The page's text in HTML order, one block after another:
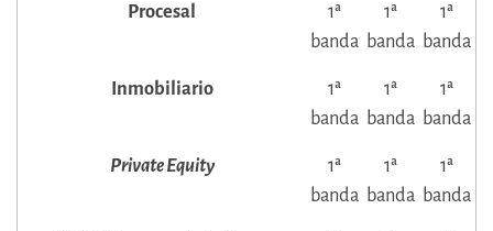
Procesal
1ª
banda
1ª
banda
1ª
banda
Inmobiliario
1ª
banda
1ª
banda
1ª
banda
Private Equity
1ª
banda
1ª
banda
1ª
banda